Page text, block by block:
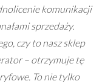
komunikacji
sprzedaży.
czy to nasz sklep
– otrzymuje tę
To nie tylko